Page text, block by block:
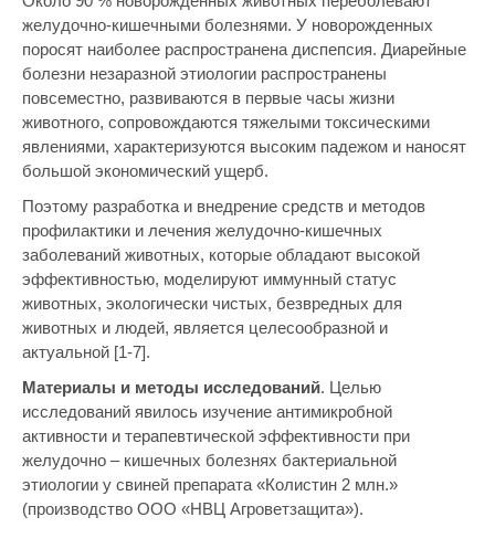
желудочно-кишечными болезнями. У новорожденных
поросят наиболее распространена диспепсия. Диарейные
болезни незаразной этиологии распространены
повсеместно, развиваются в первые часы жизни
животного, сопровождаются тяжелыми токсическими
явлениями, характеризуются высоким падежом и наносят
большой экономический ущерб.
Поэтому разработка и внедрение средств и методов
профилактики и лечения желудочно-кишечных
заболеваний животных, которые обладают высокой
эффективностью, моделируют иммунный статус
животных, экологически чистых, безвредных для
животных и людей, является целесообразной и
актуальной [1-7].
Материалы и методы исследований. Целью
исследований явилось изучение антимикробной
активности и терапевтической эффективности при
желудочно – кишечных болезнях бактериальной
этиологии у свиней препарата «Колистин 2 млн.»
(производство ООО «НВЦ Агроветзащита»).